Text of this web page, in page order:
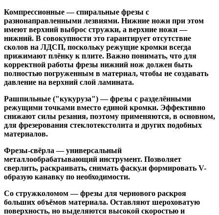
Компрессионные— спиральные фрезы с
разнонаправленными лезвиями. Нижние ножи при этом
имеют верхний выброс стружки, а верхние ножи —
нижний. В совокупности это гарантирует отсутствие
сколов на ЛДСП, поскольку режущие кромки всегда
прижимают плёнку к плите. Важно понимать, что для
корректной работы фрезы нижний нож должен быть
полностью погруженным в материал, чтобы не создавать
давление на верхний слой ламината.
Рашпильные ("кукуруза")— фрезы с разделёнными
режущими точками вместо единой кромки. Эффективно
снижают силы резания, поэтому применяются, в основном,
для фрезерования стеклотекстолита и других подобных
материалов.
Фрезы-свёрла — универсальный
металлообрабатывающий инструмент. Позволяет
сверлить, раскраивать, снимать фаску.и формировать V-
образую канавку по необходимости.
Со стружколомом— фрезы для чернового раскроя
больших объёмов материала. Оставляют шероховатую
поверхность, но выделяются высокой скоростью и